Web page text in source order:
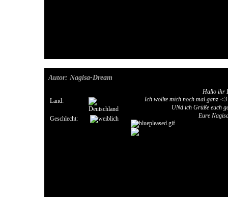
Autor: Nagisa-Dream
Land:
Geschlecht:
Hallo ihr
Ich wollte mich noch mal ganz
UNd ich Grüße euch
Eure